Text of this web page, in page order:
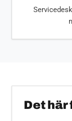
Det här